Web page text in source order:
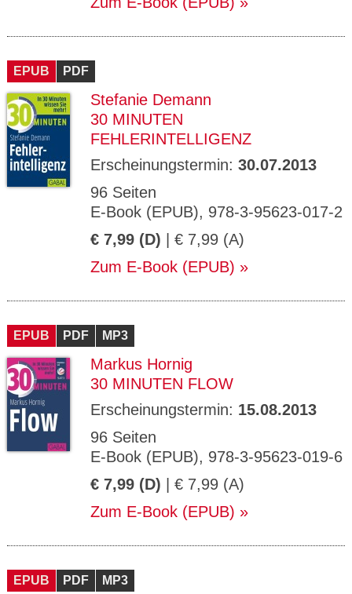
EPUB PDF
Stefanie Demann
30 MINUTEN
FEHLERINTELLIGENZ
Erscheinungstermin: 30.07.2013
96 Seiten
E-Book (EPUB), 978-3-95623-017-2
€ 7,99 (D) | € 7,99 (A)
Zum E-Book (EPUB)
EPUB PDF MP3
Markus Hornig
30 MINUTEN FLOW
Erscheinungstermin: 15.08.2013
96 Seiten
E-Book (EPUB), 978-3-95623-019-6
€ 7,99 (D) | € 7,99 (A)
Zum E-Book (EPUB)
EPUB PDF MP3